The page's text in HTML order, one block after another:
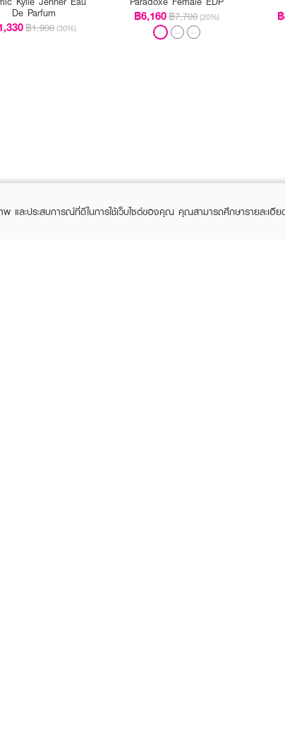
De Parfum
฿1,900 (30%)
฿6,160฿7,700 (20%)
พ และประสบการณ์ที่ดีในการใช้เว็บไซต์ของคุณ คุณสามารถศึกษารายละเอีย